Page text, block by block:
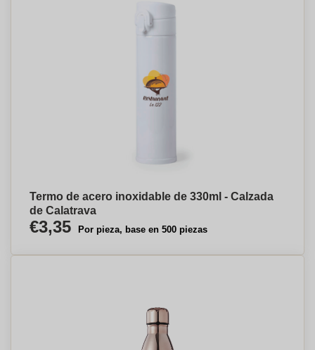
Termo de acero inoxidable de 330ml - Calzada
de Calatrava
€3,35 Por pieza, base en 500 piezas